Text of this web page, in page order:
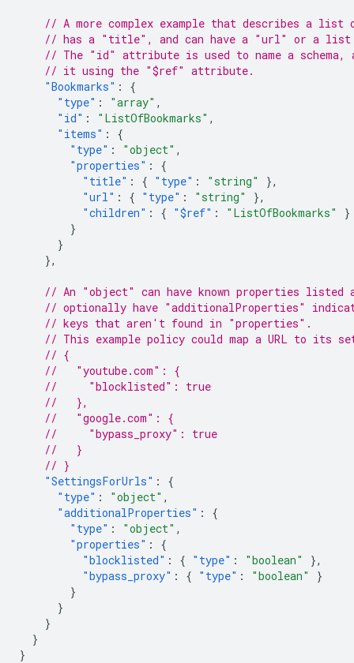
// A more complex example that describes a list
// has a "title", and can have a "url" or a list
// The "id" attribute is used to name a schema,
// it using the "$ref" attribute.
"Bookmarks" :
{
"type" : "array" ,
"id" : "ListOfBookmarks" ,
"items" :
{
"type" : "object" ,
"properties" :
{
"title" : { "type" : "string"
},
"url" : { "type" : "string"
},
"children" : { "$ref" : "ListOfBookmarks"
}
}
}
},
// An "object" can have known properties listed
// optionally have "additionalProperties"
// keys that aren't found in "properties".
// This example policy could map a URL to its
// {
//   "youtube.com": {
//     "blocklisted": true
//   },
//   "google.com": {
//     "bypass_proxy": true
//   }
// }
"SettingsForUrls" :
{
"type" : "object" ,
"additionalProperties" :
{
"type" : "object" ,
"properties" :
{
"blocklisted" : { "type" : "boolean"
},
"bypass_proxy" : { "type" : "boolean"
}
}
}
}
}
}